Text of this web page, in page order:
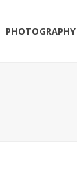
PHOTOGRAPHY